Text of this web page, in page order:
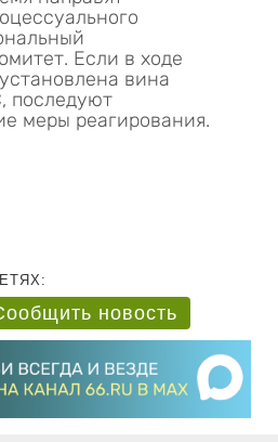
Если в ходе
вина
последуют
меры реагирования.
новость